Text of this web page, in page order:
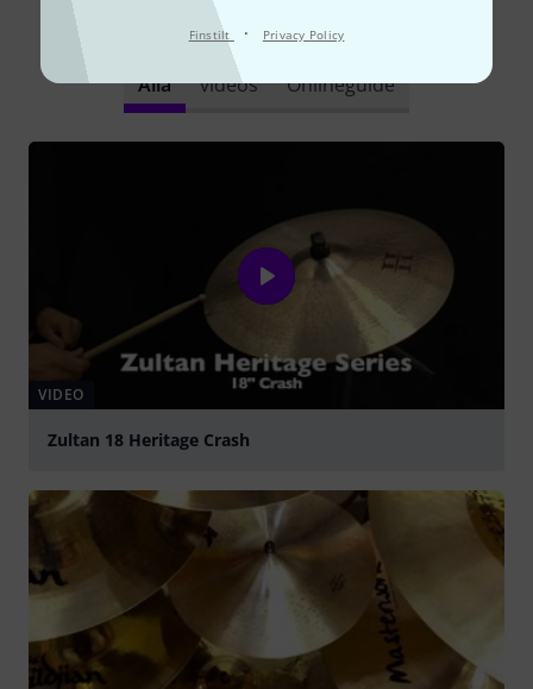
Finstilt · Privacy Policy
Visste du?
Alla videos Onlineguide
VIDEO
Zultan 18 Heritage Crash